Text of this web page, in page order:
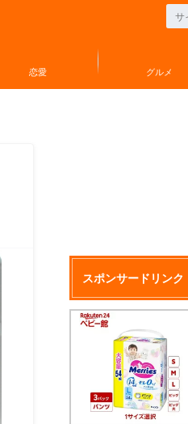
恋愛 グルメ
スポンサードリンク